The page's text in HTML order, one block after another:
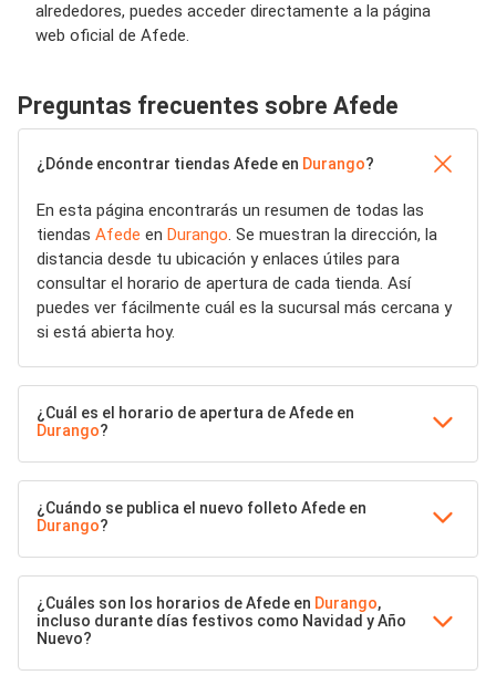
alrededores, puedes acceder directamente a la página
web oficial de Afede.
Preguntas frecuentes sobre Afede
¿Dónde encontrar tiendas Afede en Durango?
En esta página encontrarás un resumen de todas las
tiendas Afede en Durango. Se muestran la dirección, la
distancia desde tu ubicación y enlaces útiles para
consultar el horario de apertura de cada tienda. Así
puedes ver fácilmente cuál es la sucursal más cercana y
si está abierta hoy.
¿Cuál es el horario de apertura de Afede en
Durango?
¿Cuándo se publica el nuevo folleto Afede en
Durango?
¿Cuáles son los horarios de Afede en Durango,
incluso durante días festivos como Navidad y Año
Nuevo?